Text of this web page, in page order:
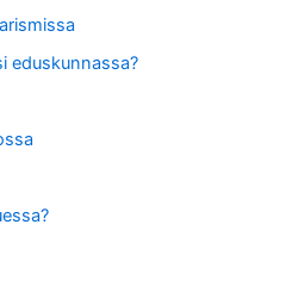
eduskunnassa?